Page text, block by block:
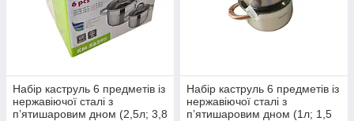
Набір каструль 6 предметів із
нержавіючої сталі з
п’ятишаровим дном (2,5л; 3,8
Набір каструль 6 предметів із
нержавіючої сталі з
п’ятишаровим дном (1л; 1,5